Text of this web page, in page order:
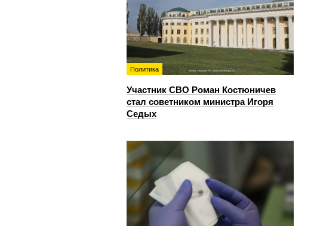
Политика
Участник СВО Роман Костюничев
стал советником министра Игоря
Седых